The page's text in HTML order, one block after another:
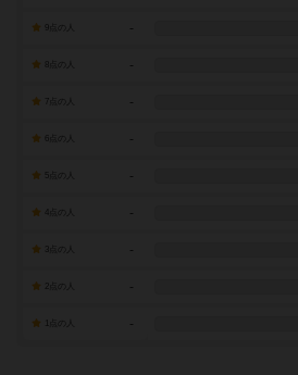
-
-
7点の人 -
-
-
-
-
-
-